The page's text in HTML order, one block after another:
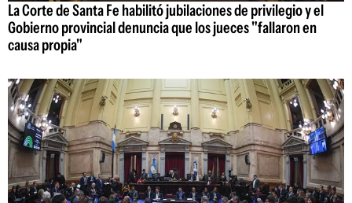
La Corte de Santa Fe habilitó jubilaciones de privilegio y el
Gobierno provincial denuncia que los jueces "fallaron en
causa propia"